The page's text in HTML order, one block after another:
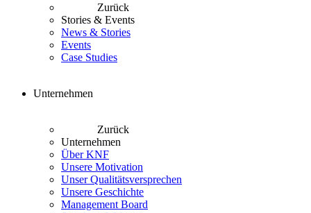
Zurück
Stories & Events
News & Stories
Events
Case Studies
Unternehmen
Zurück
Unternehmen
Über KNF
Unsere Motivation
Unser Qualitätsversprechen
Unsere Geschichte
Management Board